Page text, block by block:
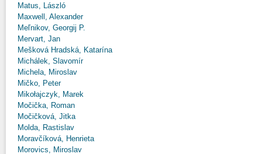
Matus, László
Maxwell, Alexander
Meľnikov, Georgij P.
Mervart, Jan
Mešková Hradská, Katarína
Michálek, Slavomír
Michela, Miroslav
Mičko, Peter
Mikołajczyk, Marek
Močička, Roman
Močičková, Jitka
Molda, Rastislav
Moravčíková, Henrieta
Morovics, Miroslav